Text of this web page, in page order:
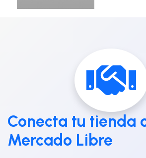
Conecta tu tienda
Mercado Libre